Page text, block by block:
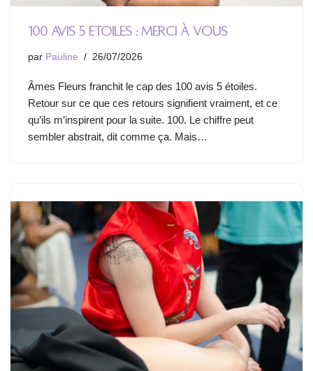
100 avis 5 étoiles : merci à vous
par Pauline 26/07/2026
Âmes Fleurs franchit le cap des 100 avis 5 étoiles.
Retour sur ce que ces retours signifient vraiment, et ce
qu’ils m’inspirent pour la suite. 100. Le chiffre peut
sembler abstrait, dit comme ça. Mais…